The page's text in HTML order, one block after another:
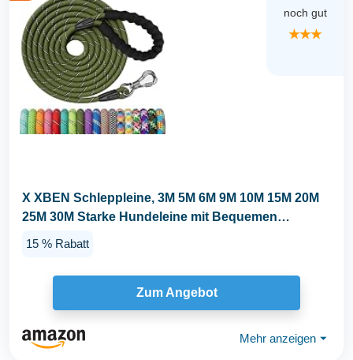
noch gut
★★★
X XBEN Schleppleine, 3M 5M 6M 9M 10M 15M 20M
25M 30M Starke Hundeleine mit Bequemen
15 % Rabatt
Zum Angebot
Mehr anzeigen ⏷